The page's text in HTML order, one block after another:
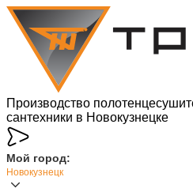
Производство
сантехники в Новокузнецке
Мой город:
Новокузнецк